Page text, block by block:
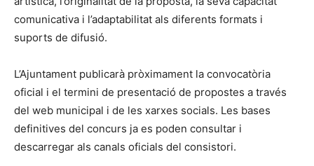
comunicativa i l’adaptabilitat als diferents formats i
suports de difusió.
L’Ajuntament publicarà pròximament la convocatòria
oficial i el termini de presentació de propostes a través
del web municipal i de les xarxes socials. Les bases
definitives del concurs ja es poden consultar i
descarregar als canals oficials del consistori.